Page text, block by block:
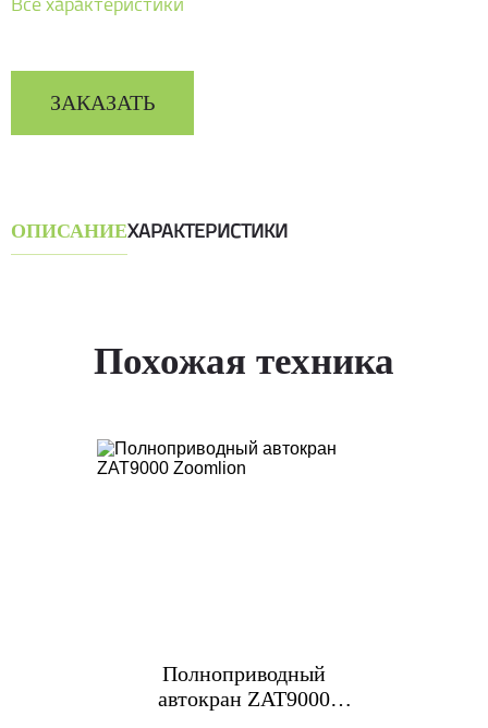
ЗАКАЗАТЬ
ОПИСАНИЕХАРАКТЕРИСТИКИ
Похожая техника
Полноприводный
автокран ZAT9000